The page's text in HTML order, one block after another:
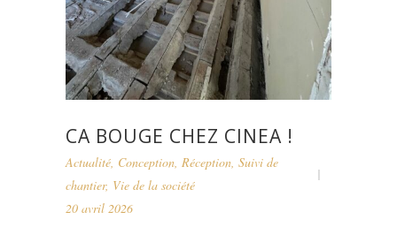
CA BOUGE CHEZ CINEA !
Actualité Conception Réception Suivi de
chantier, Vie de la société
20 avril 2026